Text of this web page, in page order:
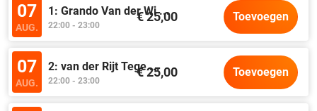
07
AUG.
1: Grando Van der Wi...
22:00 - 23:00
€ 25,00 Toevoegen
07
AUG.
2: van der Rijt Tege...
22:00 - 23:00
€ 25,00 Toevoegen